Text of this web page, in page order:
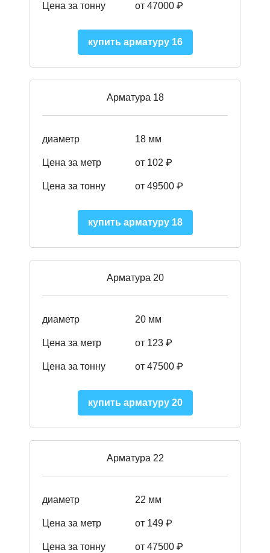
Цена за тонну от 47000 ₽
купить арматуру 16
Арматура 18
диаметр 18 мм
Цена за метр от 102 ₽
Цена за тонну от 49500 ₽
купить арматуру 18
Арматура 20
диаметр 20 мм
Цена за метр от 123 ₽
Цена за тонну от 47500 ₽
купить арматуру 20
Арматура 22
диаметр 22 мм
Цена за метр от 149 ₽
Цена за тонну от 47500 ₽